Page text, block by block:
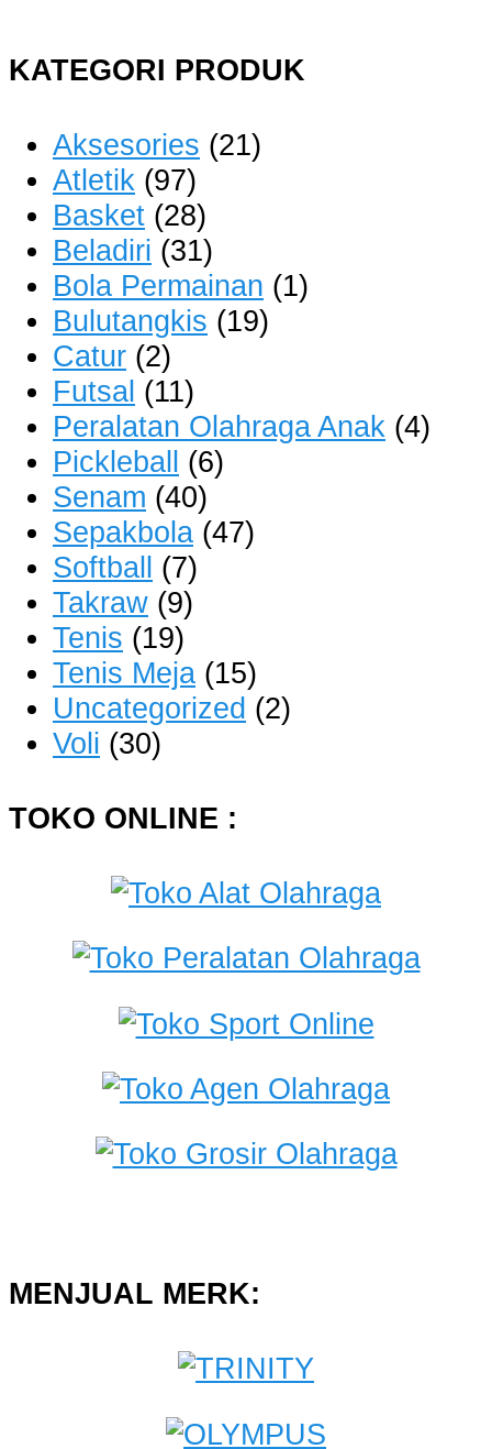
KATEGORI PRODUK
Aksesories (21)
Atletik (97)
Basket (28)
Beladiri (31)
Bola Permainan (1)
Bulutangkis (19)
Catur (2)
Futsal (11)
Peralatan Olahraga Anak (4)
Pickleball (6)
Senam (40)
Sepakbola (47)
Softball (7)
Takraw (9)
Tenis (19)
Tenis Meja (15)
Uncategorized (2)
Voli (30)
TOKO ONLINE :
MENJUAL MERK: